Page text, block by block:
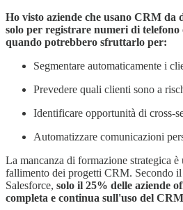
Ho visto aziende che usano CRM da
solo per registrare numeri di
quando potrebbero sfruttarlo per:
Segmentare automaticamente i
Prevedere quali clienti sono a
Identificare opportunità di cross-
Automatizzare comunicazioni
La mancanza di formazione strategica
fallimento dei progetti CRM. Secondo
Salesforce, solo il 25% delle aziende
completa e continua sull'uso del CRM